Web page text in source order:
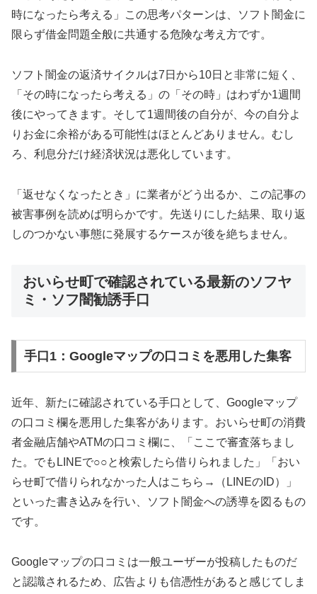
時になったら考える」この思考パターンは、ソフト闇金に
限らず借金問題全般に共通する危険な考え方です。
ソフト闇金の返済サイクルは7日から10日と非常に短く、
「その時になったら考える」の「その時」はわずか1週間
後にやってきます。そして1週間後の自分が、今の自分よ
りお金に余裕がある可能性はほとんどありません。むし
ろ、利息分だけ経済状況は悪化しています。
「返せなくなったとき」に業者がどう出るか、この記事の
被害事例を読めば明らかです。先送りにした結果、取り返
しのつかない事態に発展するケースが後を絶ちません。
おいらせ町で確認されている最新のソフヤ
ミ・ソフ闇勧誘手口
手口1：Googleマップの口コミを悪用した集客
近年、新たに確認されている手口として、Googleマップ
の口コミ欄を悪用した集客があります。おいらせ町の消費
者金融店舗やATMの口コミ欄に、「ここで審査落ちまし
た。でもLINEで○○と検索したら借りられました」「おい
らせ町で借りられなかった人はこちら→（LINEのID）」
といった書き込みを行い、ソフト闇金への誘導を図るもの
です。
Googleマップの口コミは一般ユーザーが投稿したものだ
と認識されるため、広告よりも信憑性があると感じてしま